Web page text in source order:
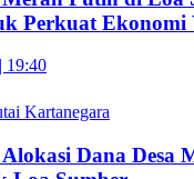
Perkuat Ekonomi
19:40
Kartanegara
Dana Desa